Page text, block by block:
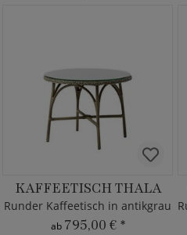
KAFFEETISCH THALA
Runder Kaffeetisch in antikgrau
ab 795,00 € *